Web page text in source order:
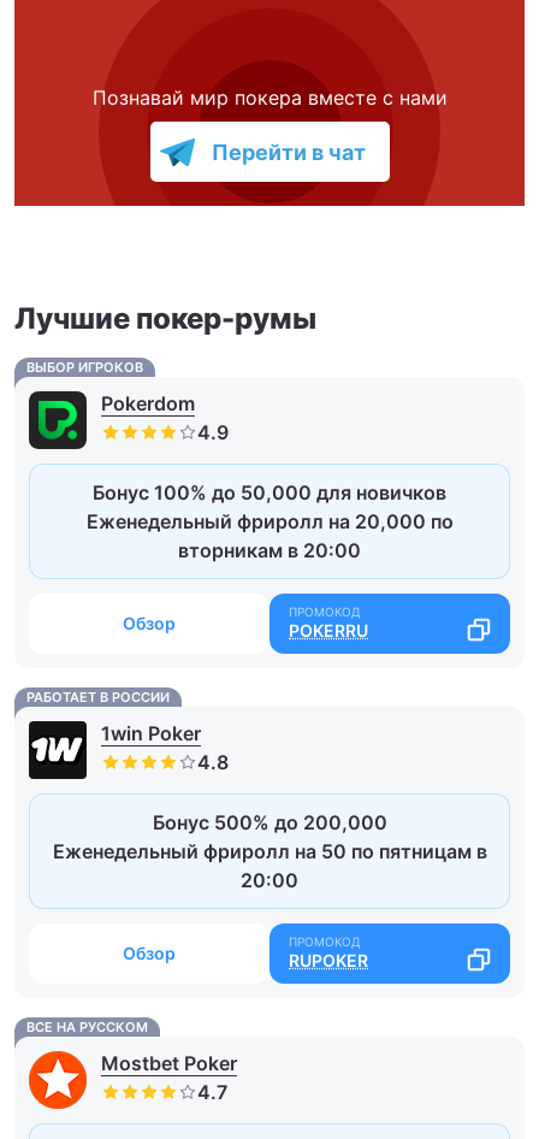
Познавай мир покера вместе с нами
Перейти в чат
Лучшие покер-румы
ВЫБОР ИГРОКОВ
Pokerdom
Бонус 100% до 50,000 для новичков
Еженедельный фриролл на 20,000 по
вторникам в 20:00
Обзор POKERRU
РАБОТАЕТ В РОССИИ
1win Poker
Бонус 500% до 200,000
Еженедельный фриролл на 50 по пятницам в
20:00
Обзор RUPOKER
ВСЕ НА РУССКОМ
Mostbet Poker